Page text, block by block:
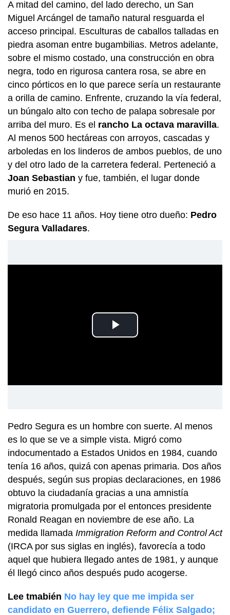
A mitad del camino, del lado derecho, un San
Miguel Arcángel de tamaño natural resguarda el
acceso principal. Esculturas de caballos talladas en
piedra asoman entre bugambilias. Metros adelante,
sobre el mismo costado, una construcción en obra
negra, todo en rigurosa cantera rosa, se abre en
cinco pórticos en lo que parece sería un restaurante
a orilla de camino. Enfrente, cruzando la vía federal,
un búngalo alto con techo de palapa sobresale por
arriba del muro. Es el rancho La octava maravilla.
Al menos 500 hectáreas con arroyos, cascadas y
arboledas en los linderos de ambos pueblos, de uno
y del otro lado de la carretera federal. Perteneció a
Joan Sebastian y fue, también, el lugar donde
murió en 2015.
De eso hace 11 años. Hoy tiene otro dueño: Pedro
Segura Valladares.
Pedro Segura es un hombre con suerte. Al menos
es lo que se ve a simple vista. Migró como
indocumentado a Estados Unidos en 1984, cuando
tenía 16 años, quizá con apenas primaria. Dos años
después, según sus propias declaraciones, en 1986
obtuvo la ciudadanía gracias a una amnistía
migratoria promulgada por el entonces presidente
Ronald Reagan en noviembre de ese año. La
medida llamada Immigration Reform and Control Act
(IRCA por sus siglas en inglés), favorecía a todo
aquel que hubiera llegado antes de 1981, y aunque
él llegó cinco años después pudo acogerse.
Lee tmabién No hay ley que me impida ser
candidato en Guerrero, defiende Félix Salgado;